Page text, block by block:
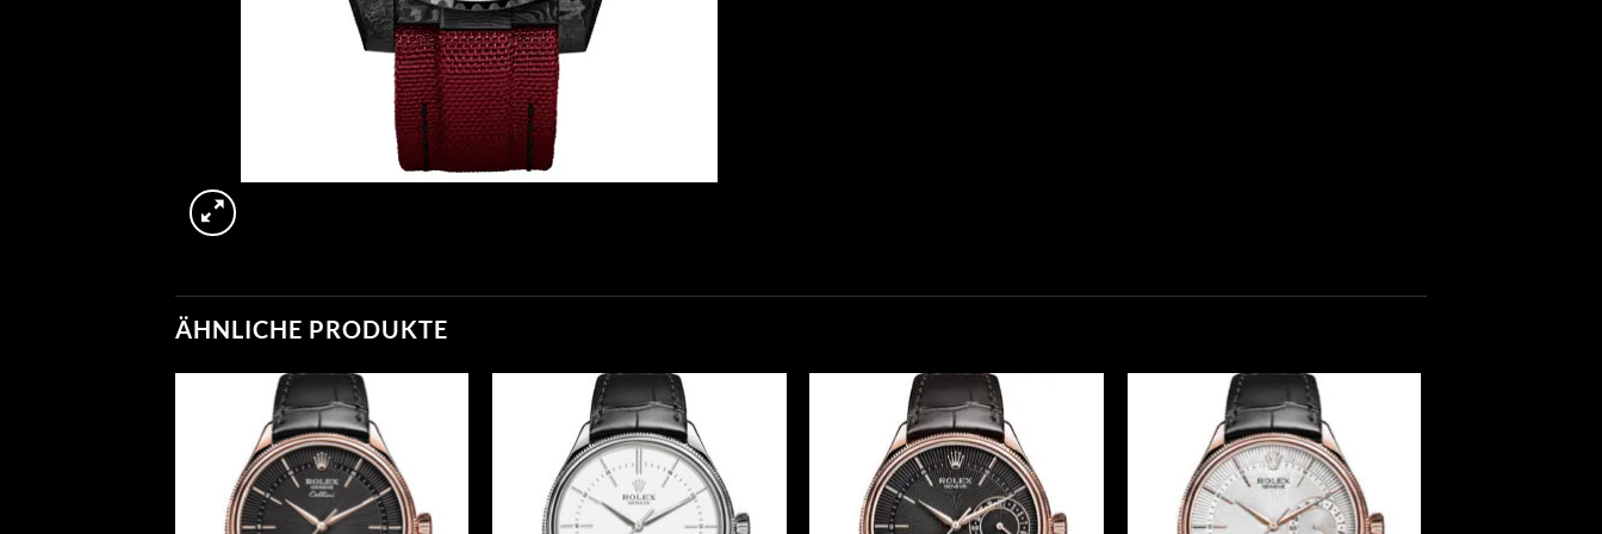
ÄHNLICHE PRODUKTE